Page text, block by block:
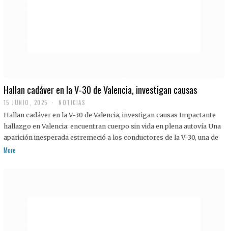
Hallan cadáver en la V-30 de Valencia, investigan causas
15 JUNIO, 2025 NOTICIAS
Hallan cadáver en la V-30 de Valencia, investigan causas Impactante
hallazgo en Valencia: encuentran cuerpo sin vida en plena autovía Una
aparición inesperada estremeció a los conductores de la V-30, una de
More